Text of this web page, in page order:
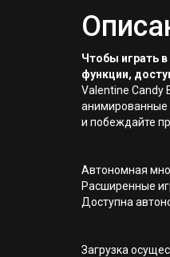
Чтобы играть
функции,
Valentine Candy
анимированные
и побеждайте
Автономная
Расширенные
Доступна
Загрузка